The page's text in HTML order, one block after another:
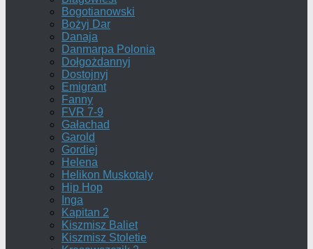
Bogotianowski
Bożyj Dar
Danaja
Danmarpa Polonia
Dołgożdannyj
Dostojnyj
Emigrant
Fanny
FVR 7-9
Gałachad
Garold
Gordiej
Helena
Helikon Muskotaly
Hip Hop
Inga
Kapitan 2
Kiszmisz Baliet
Kiszmisz Stoletie